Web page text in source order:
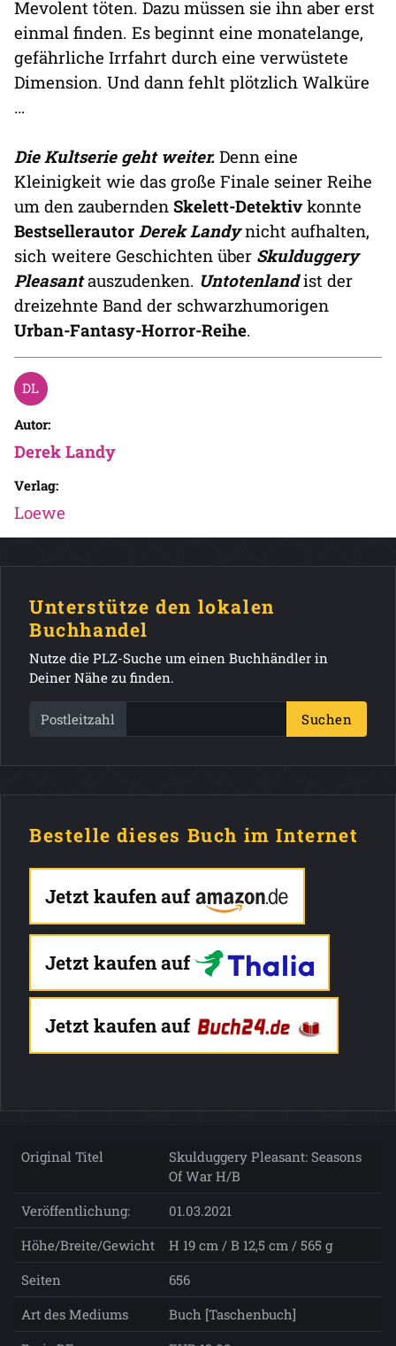
Mevolent töten. Dazu müssen sie ihn aber erst
einmal finden. Es beginnt eine monatelange,
gefährliche Irrfahrt durch eine verwüstete
Dimension. Und dann fehlt plötzlich Walküre
…
Die Kultserie geht weiter. Denn eine
Kleinigkeit wie das große Finale seiner Reihe
um den zaubernden Skelett-Detektivkonnte
Bestsellerautor Derek Landynicht aufhalten,
sich weitere Geschichten über Skulduggery
Pleasantauszudenken. Untotenlandist der
dreizehnte Band der schwarzhumorigen
Urban-Fantasy-Horror-Reihe.
Autor:
Derek Landy
Verlag:
Loewe
Unterstütze den lokalen
Buchhandel
Nutze die PLZ-Suche um einen Buchhändler in
Deiner Nähe zu finden.
Postleitzahl Suchen
Bestelle dieses Buch im Internet
Jetzt kaufen auf
Jetzt kaufen auf
Jetzt kaufen auf
Original Titel
Skulduggery Pleasant: Seasons
Of War H/B
Veröffentlichung:
01.03.2021
Höhe/Breite/Gewicht
H 19 cm / B 12,5 cm / 565 g
Seiten
656
Art des Mediums
Buch [Taschenbuch]